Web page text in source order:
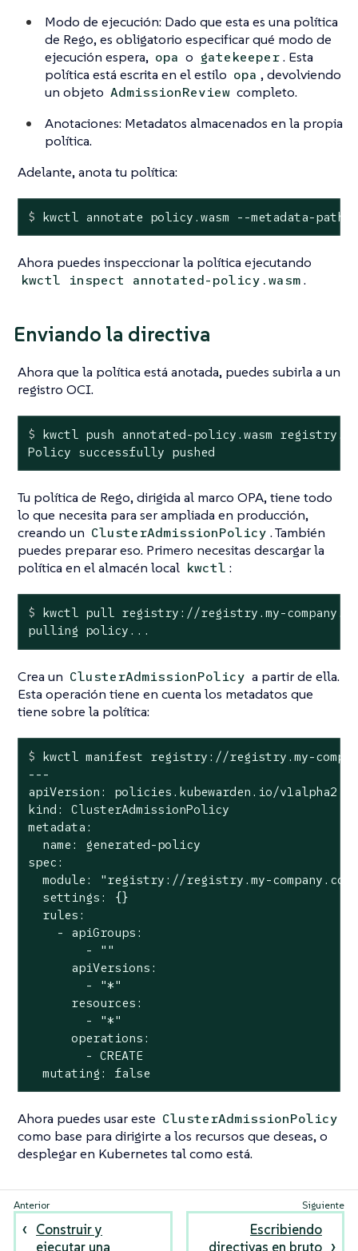
Modo de ejecución: Dado que esta es una política
de Rego, es obligatorio especificar qué modo de
ejecución espera, opa o gatekeeper. Esta
política está escrita en el estilo opa , devolviendo
un objeto AdmissionReview completo.
Anotaciones: Metadatos almacenados en la propia
política.
Adelante, anota tu política:
$ kwctl annotate policy.wasm --metadata-path
Ahora puedes inspeccionar la política ejecutando
kwctl inspect annotated-policy.wasm.
Enviando la directiva
Ahora que la política está anotada, puedes subirla a un
registro OCI.
$ kwctl push annotated-policy.wasm
Policy successfully pushed
Tu política de Rego, dirigida al marco OPA, tiene todo
lo que necesita para ser ampliada en producción,
creando un ClusterAdmissionPolicy . También
puedes preparar eso. Primero necesitas descargar la
política en el almacén local kwctl :
$ kwctl pull registry://registry.my-
pulling policy...
Crea un ClusterAdmissionPolicy a partir de ella.
Esta operación tiene en cuenta los metadatos que
tiene sobre la política:
$ kwctl manifest registry://registry.my-
---
apiVersion: policies.kubewarden.io/v1alpha2
kind: ClusterAdmissionPolicy
metadata:
  name: generated-policy
spec:
module: "registry://registry.my-
  settings: {}
  rules:
    - apiGroups:
        - ""
      apiVersions:
        - "*"
      resources:
        - "*"
      operations:
        - CREATE
  mutating: false
Ahora puedes usar este ClusterAdmissionPolicy
como base para dirigirte a los recursos que deseas, o
desplegar en Kubernetes tal como está.
Construir y
ejecutar una
Escribiendo
directivas en bruto